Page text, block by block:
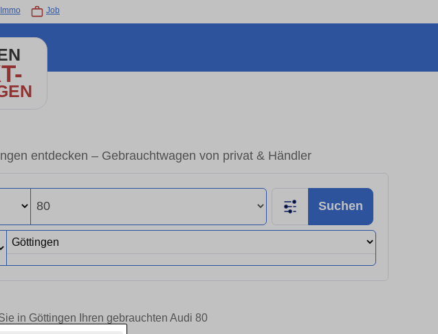
Immo Job
entdecken – Gebrauchtwagen von privat & Händler
Suchen
in Göttingen Ihren gebrauchten Audi 80